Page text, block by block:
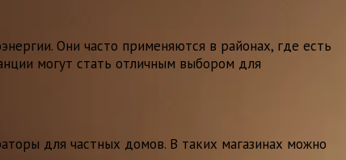
Они часто применяются в районах, где есть
могут стать отличным выбором для
для частных домов. В таких магазинах можно